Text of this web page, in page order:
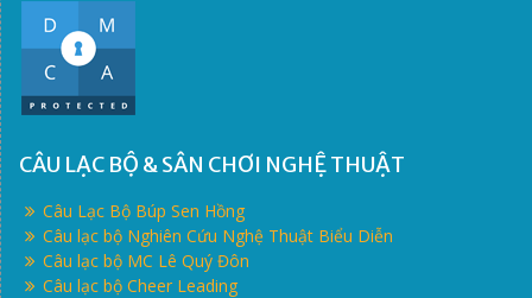
CÂU LẠC BỘ & SÂN CHƠI NGHỆ THUẬT
Câu Lạc Bộ Búp Sen Hồng
Câu lạc bộ Nghiên Cứu Nghệ Thuật Biểu Diễn
Câu lạc bộ MC Lê Quý Đôn
Câu lạc bộ Cheer Leading